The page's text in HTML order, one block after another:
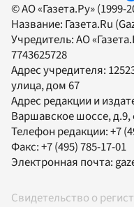
© АО «Газета.Ру» (1999-
Название: Газета.Ru
Учредитель:АО
7743625728
Адрес учредителя:
улица, дом 67
Адрес редакции и
Варшавское шоссе, д.9,
Телефон редакции:+7
Факс:+7 (495) 785-17-01
Электронная почта:
Свидетельство о